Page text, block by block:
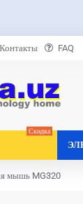
Контакты FAQ
Скидка
мышь MG320